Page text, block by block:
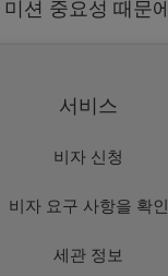
미션 중요성 때문에
서비스
비자 신청
비자 요구 사항을 확인
세관 정보